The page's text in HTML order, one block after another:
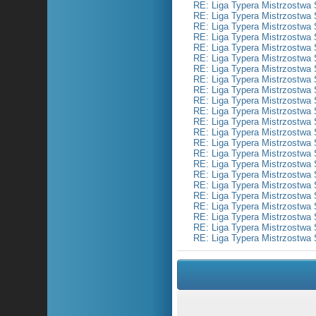
RE: Liga Typera Mistrzostwa
RE: Liga Typera Mistrzostwa
RE: Liga Typera Mistrzostwa
RE: Liga Typera Mistrzostwa
RE: Liga Typera Mistrzostwa
RE: Liga Typera Mistrzostwa
RE: Liga Typera Mistrzostwa
RE: Liga Typera Mistrzostwa
RE: Liga Typera Mistrzostwa
RE: Liga Typera Mistrzostwa
RE: Liga Typera Mistrzostwa
RE: Liga Typera Mistrzostwa
RE: Liga Typera Mistrzostwa
RE: Liga Typera Mistrzostwa
RE: Liga Typera Mistrzostwa
RE: Liga Typera Mistrzostwa
RE: Liga Typera Mistrzostwa
RE: Liga Typera Mistrzostwa
RE: Liga Typera Mistrzostwa
RE: Liga Typera Mistrzostwa
RE: Liga Typera Mistrzostwa
RE: Liga Typera Mistrzostwa
RE: Liga Typera Mistrzostwa